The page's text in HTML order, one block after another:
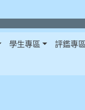
學生專區 評鑑專區